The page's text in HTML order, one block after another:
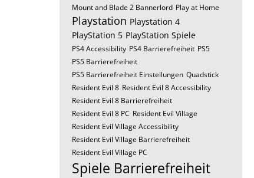
Mount and Blade 2 Bannerlord Play at Home
Playstation Playstation 4
PlayStation 5 PlayStation Spiele
PS4 Accessibility PS4 Barrierefreiheit PS5
PS5 Barrierefreiheit
PS5 Barrierefreiheit Einstellungen Quadstick
Resident Evil 8 Resident Evil 8 Accessibility
Resident Evil 8 Barrierefreiheit
Resident Evil 8 PC Resident Evil Village
Resident Evil Village Accessibility
Resident Evil Village Barrierefreiheit
Resident Evil Village PC
Spiele Barrierefreiheit